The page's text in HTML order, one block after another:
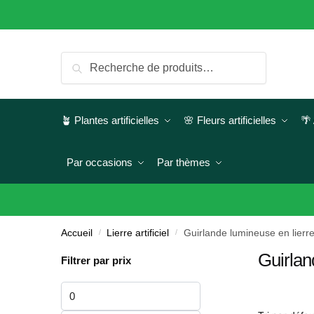
Recherche
🪴 Plantes artificielles 🌸 Fleurs artificielles 🌴
Par occasions Par thèmes
Accueil / Lierre artificiel / Guirlande lumineuse en
Filtrer par prix
min